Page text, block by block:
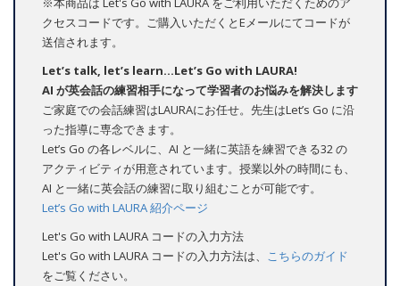
クセスコードです。ご購入いただくとEメールにてコードが
送信されます。
Let’s talk, let’s learn...Let’s Go with LAURA!
AI が英会話の練習相手になって学習者のお悩みを解決します
ご家庭での会話練習はLAURAにお任せ。先生はLet’s Go に沿
った指導に専念できます。
Let’s Go の各レベルに、AI と一緒に英語を練習できる32 の
アクティビティが用意されています。授業以外の時間にも、
AI と一緒に英会話の練習に取り組むことが可能です。
Let’s Go with LAURA 紹介ページ
Let's Go with LAURA コードの入力方法
Let's Go with LAURA コードの入力方法は、 こちらのガイド
をご覧ください。